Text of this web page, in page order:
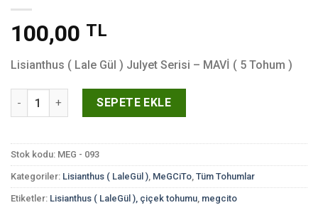
100,00 TL
Lisianthus ( Lale Gül ) Julyet Serisi – MAVİ ( 5 Tohum )
Lisianthus ( Lale Gül ) Julyet Serisi - MAVİ ( 5 Tohum ) adet
SEPETE EKLE
Stok kodu: MEG - 093
Kategoriler: Lisianthus ( LaleGül ) MeGCiTo Tüm Tohumlar
Etiketler: Lisianthus ( LaleGül ), çiçek tohumu megcito